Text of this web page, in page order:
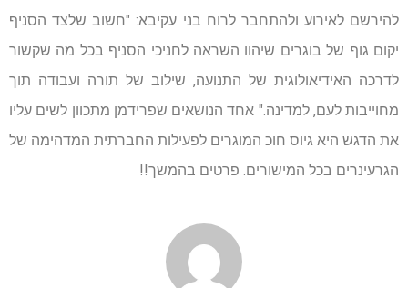
להירשם לאירוע ולהתחבר לרוח בני עקיבא: "חשוב שלצד הסניף
יקום גוף של בוגרים שיהוו השראה לחניכי הסניף בכל מה שקשור
לדרכה האידיאולוגית של התנועה, שילוב של תורה ועבודה תוך
מחוייבות לעם, למדינה." אחד הנושאים שפרידמן מתכוון לשים עליו
את הדגש היא גיוס חוכ המוגרים לפעילות החברתית המדהימה של
הגרעינרים בכל המישורים. פרטים בהמשך!!